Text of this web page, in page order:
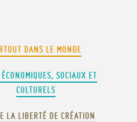
DANS LE MONDE
SOCIAUX ET
CULTURELS
LA LIBERTÉ DE CRÉATION